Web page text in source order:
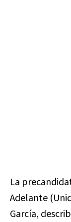
La
Adelante
García,